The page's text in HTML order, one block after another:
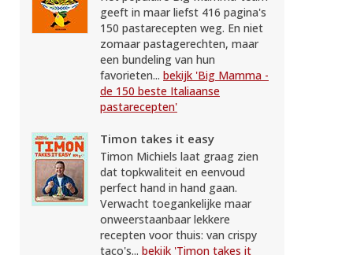
geeft in maar liefst 416 pagina's
150 pastarecepten weg. En niet
zomaar pastagerechten, maar
een bundeling van hun
favorieten... bekijk 'Big Mamma -
de 150 beste Italiaanse
pastarecepten'
Timon takes it easy
Timon Michiels laat graag zien
dat topkwaliteit en eenvoud
perfect hand in hand gaan.
Verwacht toegankelijke maar
onweerstaanbaar lekkere
recepten voor thuis: van crispy
taco's... bekijk 'Timon takes it